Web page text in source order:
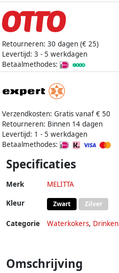
Retourneren: 30 dagen (€ 25)
Levertijd: 3 - 5 werkdagen
Betaalmethodes:
Verzendkosten: Gratis vanaf € 50
Retourneren: Binnen 14 dagen
Levertijd: 1 - 5 werkdagen
Betaalmethodes:
Specificaties
Merk MELITTA
Kleur Zwart Zilver
Categorie Waterkokers, Drinken
Omschrijving